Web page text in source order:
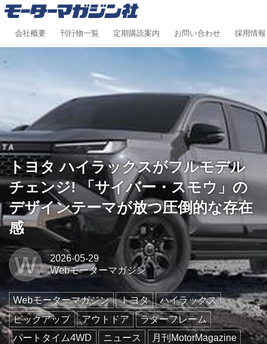
会社概要 刊行物一覧 定期購読案内 お問い合わせ 採用情報
トヨタ ハイラックスがフルモデル
チェンジ! 「サイバー・スモウ」の
デザインテーマが放つ圧倒的な存在
感
W
2026-05-29
Webモーターマガジン
Webモーターマガジン トヨタ
ハイラックス
ピックアップ
アウトドア
ラダーフレーム
パートタイム4WD
ニュース 月刊MotorMagazine